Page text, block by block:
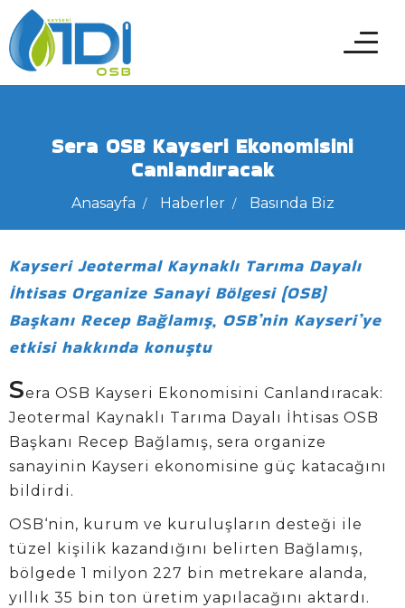
Sera OSB Kayseri Ekonomisini
Canlandıracak
Anasayfa Haberler Basında Biz
Kayseri Jeotermal Kaynaklı Tarıma Dayalı
İhtisas Organize Sanayi Bölgesi (OSB)
Başkanı Recep Bağlamış, OSB’nin Kayseri’ye
etkisi hakkında konuştu
Sera OSB Kayseri Ekonomisini Canlandıracak:
Jeotermal Kaynaklı Tarıma Dayalı İhtisas OSB
Başkanı Recep Bağlamış, sera organize
sanayinin Kayseri ekonomisine güç katacağını
bildirdi.
OSB‘nin, kurum ve kuruluşların desteği ile
tüzel kişilik kazandığını belirten Bağlamış,
bölgede 1 milyon 227 bin metrekare alanda,
yıllık 35 bin ton üretim yapılacağını aktardı.